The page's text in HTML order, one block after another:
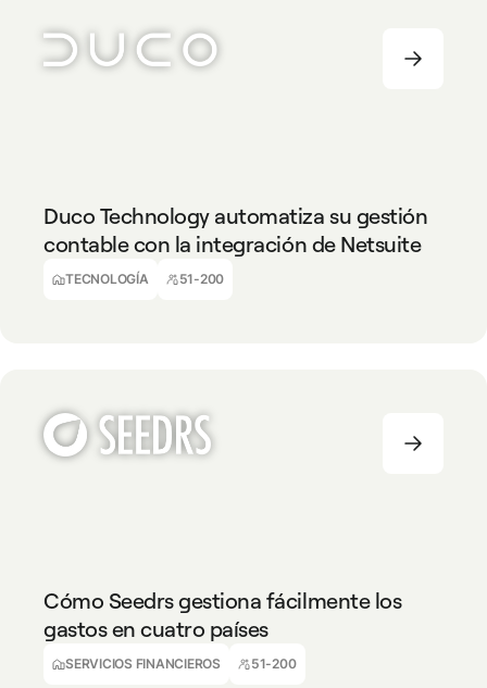
Duco Technology automatiza su gestión
contable con la integración de Netsuite
TECNOLOGÍA 51-200
Alec Ball
Técnico Contable en Formación
Cómo Seedrs gestiona fácilmente los
gastos en cuatro países
SERVICIOS FINANCIEROS 51-200
Antony Tikhonov
Responsable de Desarrollo de Negocio